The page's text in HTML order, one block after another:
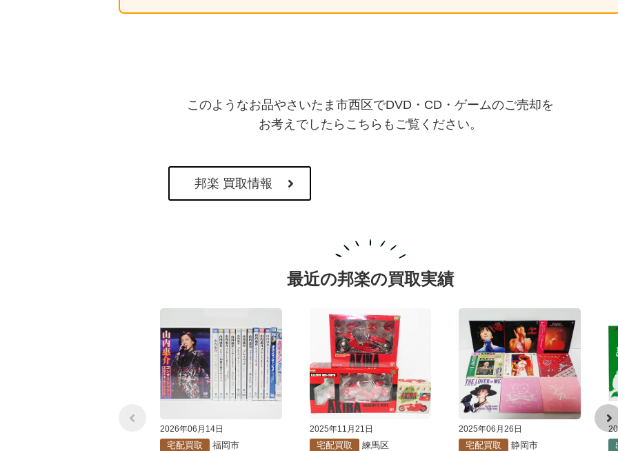
このようなお品やさいたま市西区でDVD・CD・ゲームのご売却を
お考えでしたらこちらもご覧ください。
邦楽 買取情報
最近の邦楽の買取実績
2026年06月14日
宅配買取 福岡市
2025年11月21日
宅配買取 練馬区
2025年06月26日
宅配買取 静岡市